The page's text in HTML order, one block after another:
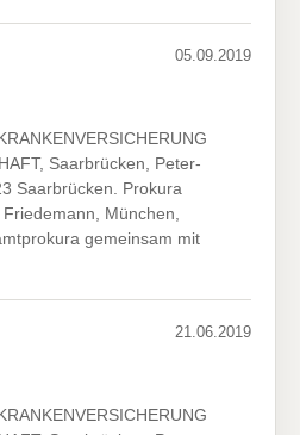
05.09.2019
Saarbrücken, Peter-
Saarbrücken. Prokura
München,
gemeinsam mit
21.06.2019